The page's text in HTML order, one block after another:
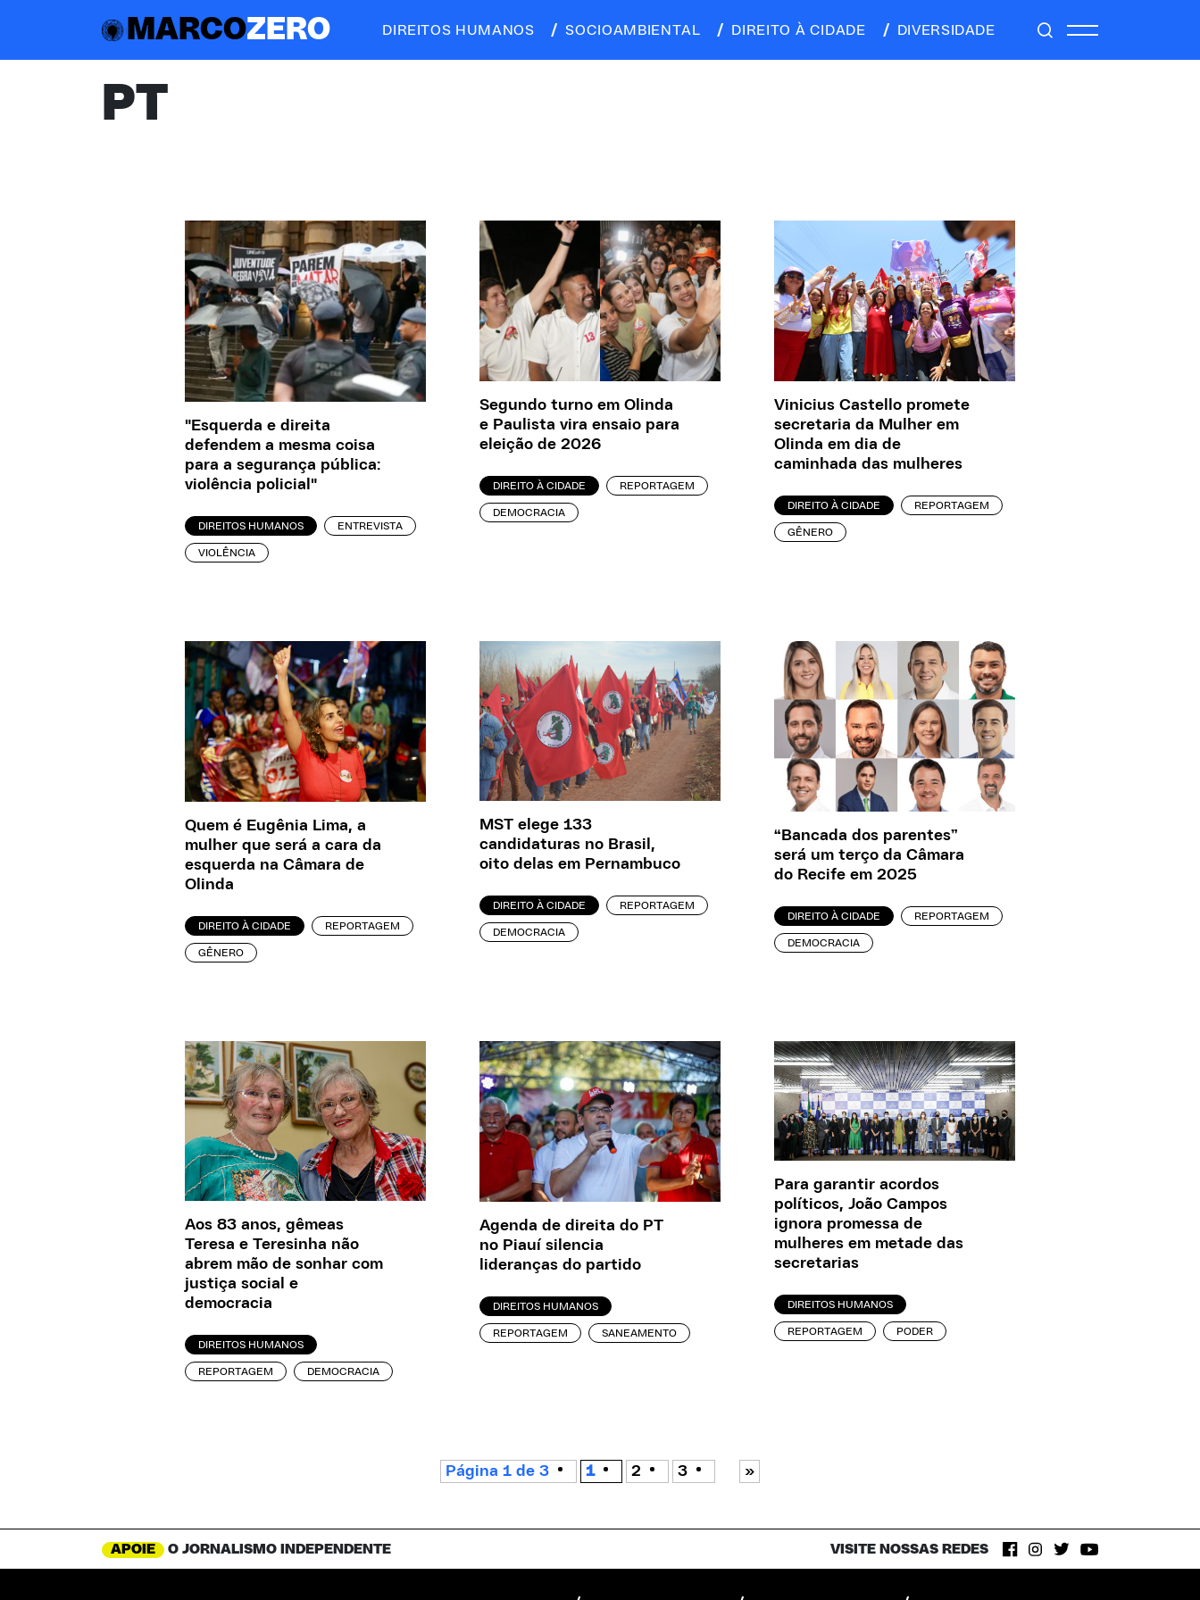
MARCOZERO DIREITOS HUMANOS SOCIOAMBIENTAL DIREITO À CIDADE DIVERSIDADE
PT
"Esquerda e direita
defendem a mesma coisa
para a segurança pública:
violência policial"
DIREITOS HUMANOS ENTREVISTA
VIOLÊNCIA
Segundo turno em Olinda
e Paulista vira ensaio para
eleição de 2026
DIREITO À CIDADE REPORTAGEM
DEMOCRACIA
Vinicius Castello promete
secretaria da Mulher em
Olinda em dia de
caminhada das mulheres
DIREITO À CIDADE REPORTAGEM
GÊNERO
Quem é Eugênia Lima, a
mulher que será a cara da
esquerda na Câmara de
Olinda
DIREITO À CIDADE REPORTAGEM
GÊNERO
MST elege 133
candidaturas no Brasil,
oito delas em Pernambuco
DIREITO À CIDADE REPORTAGEM
DEMOCRACIA
“Bancada dos parentes”
será um terço da Câmara
do Recife em 2025
DIREITO À CIDADE REPORTAGEM
DEMOCRACIA
Aos 83 anos, gêmeas
Teresa e Teresinha não
abrem mão de sonhar com
justiça social e
democracia
DIREITOS HUMANOS
REPORTAGEM DEMOCRACIA
Agenda de direita do PT
no Piauí silencia
lideranças do partido
DIREITOS HUMANOS
REPORTAGEM SANEAMENTO
Para garantir acordos
políticos, João Campos
ignora promessa de
mulheres em metade das
secretarias
DIREITOS HUMANOS
REPORTAGEM PODER
Página 1 de 3 1 2 3 »
APOIE O JORNALISMO INDEPENDENTE VISITE NOSSAS REDES